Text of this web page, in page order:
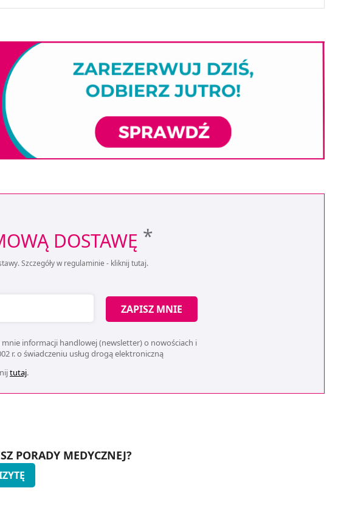
DOSTAWĘ *
Szczegóły w regulaminie - kliknij tutaj.
ZAPISZ MNIE
informacji handlowej (newsletter) o nowościach i
r. o świadczeniu usług drogą elektroniczną
tutaj.
PORADY MEDYCZNEJ?